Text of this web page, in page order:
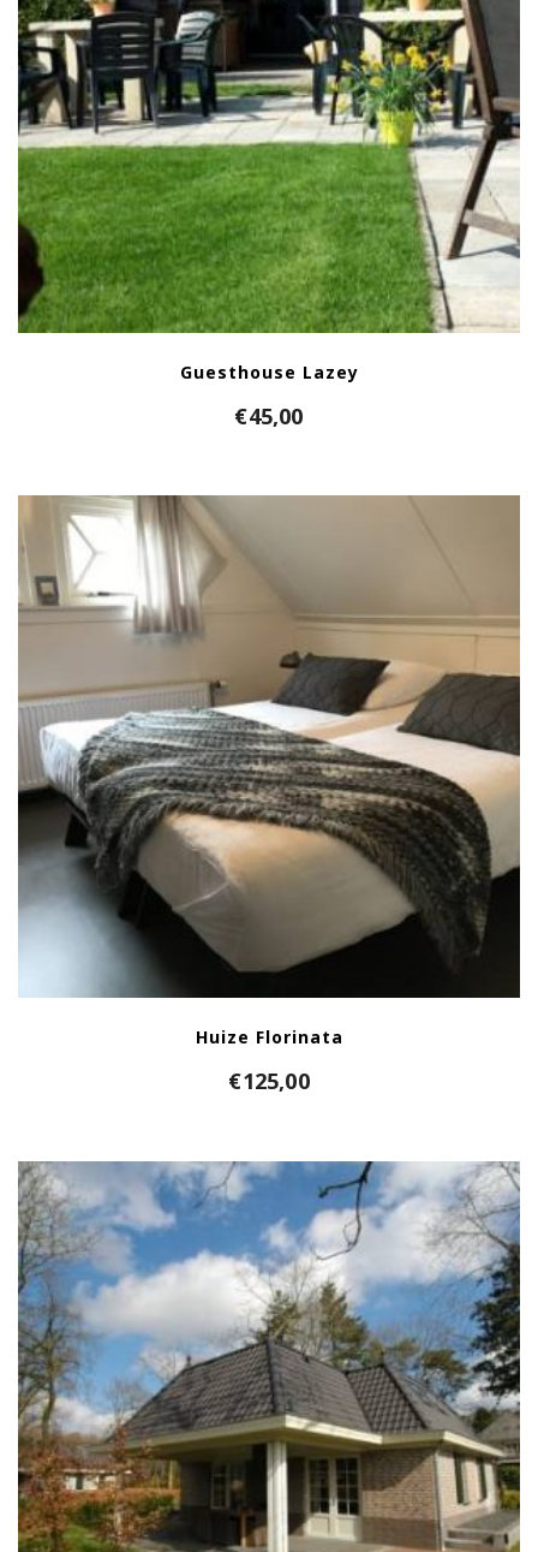
Guesthouse Lazey
€45,00
Huize Florinata
€125,00